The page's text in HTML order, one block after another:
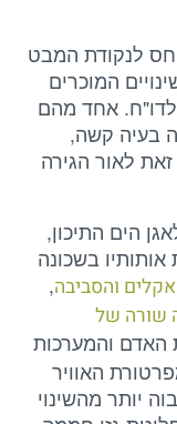
לנקודת המבט
המוכרים
לדו"ח. אחד מהם
בעיה קשה,
לאור הגירה
הים התיכון,
בשכונה
והסביבה,
שורה של
האדם והמערכות
האוויר
– גבוה יותר מהשינוי